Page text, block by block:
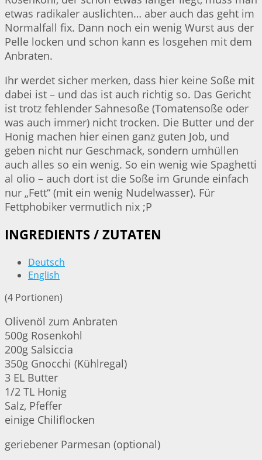
etwas radikaler auslichten… aber auch das geht im
Normalfall fix. Dann noch ein wenig Wurst aus der
Pelle locken und schon kann es losgehen mit dem
Anbraten.
Ihr werdet sicher merken, dass hier keine Soße mit
dabei ist – und das ist auch richtig so. Das Gericht
ist trotz fehlender Sahnesoße (Tomatensoße oder
was auch immer) nicht trocken. Die Butter und der
Honig machen hier einen ganz guten Job, und
geben nicht nur Geschmack, sondern umhüllen
auch alles so ein wenig. So ein wenig wie Spaghetti
al olio – auch dort ist die Soße im Grunde einfach
nur „Fett“ (mit ein wenig Nudelwasser). Für
Fettphobiker vermutlich nix ;P
INGREDIENTS / ZUTATEN
Deutsch
English
(4 Portionen)
Olivenöl zum Anbraten
500g Rosenkohl
200g Salsiccia
350g Gnocchi (Kühlregal)
3 EL Butter
1/2 TL Honig
Salz, Pfeffer
einige Chiliflocken
geriebener Parmesan (optional)